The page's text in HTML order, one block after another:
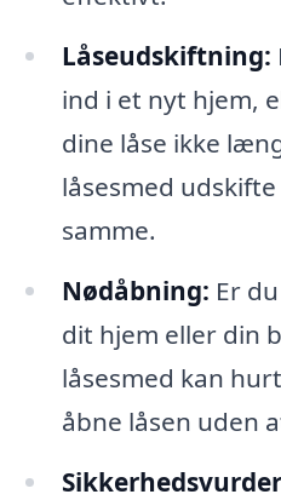
Låseudskiftning:
ind i et nyt hjem,
dine låse ikke
låsesmed
samme.
Nødåbning: Er
dit hjem eller din
låsesmed kan
åbne låsen uden